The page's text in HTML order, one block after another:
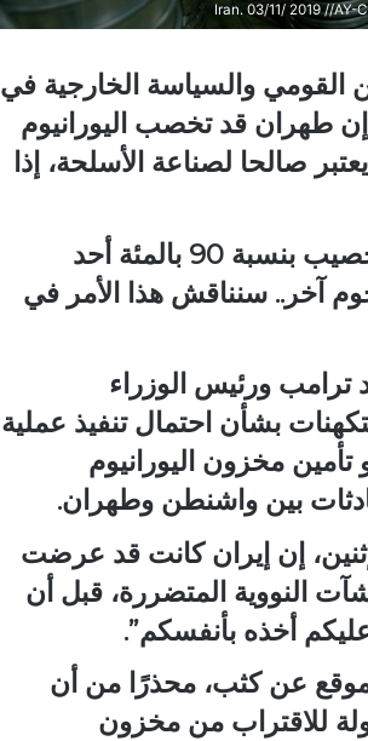
Iran. 03/11/ 2019 //AY-
القومي والسياسة ​الخارجية في
‌البرلمان الإيراني اليوم الثلاثاء 12 ماي 2026 إن طهران ‌قد ‌تخصب اليورانيوم
وهو ‌مستوى ⁠يعتبر صالحا لصناعة الأسلحة، إذا
وكتب ⁠رضائي على منصة ⁠إكس “قد يكون ​التخصيب ⁠بنسبة ​90 بالمئة أحد
آخر.. سنناقش ​هذا الأمر ‌في
ترامب ورئيس الوزراء
بشأن احتمال تنفيذ عملية
مخزون اليورانيوم
بين واشنطن وطهران.
إن إيران كانت قد عرضت
النووية المتضررة، قبل أن
أخذه بأنفسكم”.
عن كثب، محذرًا من أن
للاقتراب من مخزون